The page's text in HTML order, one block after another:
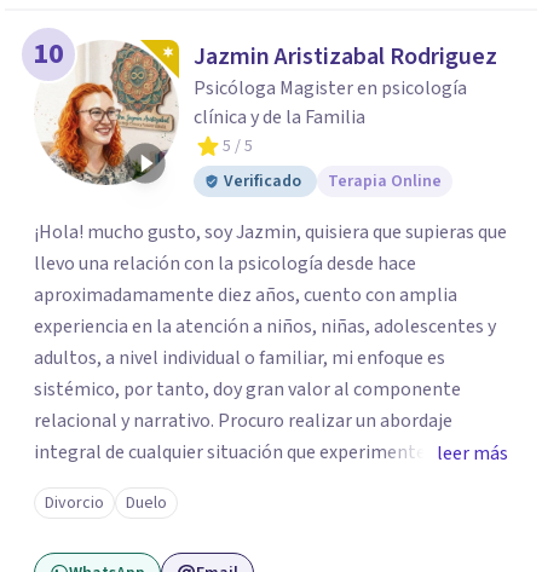
10 Jazmin Aristizabal Rodriguez
Psicóloga Magister en psicología
clínica y de la Familia
5 / 5
Verificado
Terapia Online
¡Hola! mucho gusto, soy Jazmin, quisiera que supieras que
llevo una relación con la psicología desde hace
aproximadamamente diez años, cuento con amplia
experiencia en la atención a niños, niñas, adolescentes y
adultos, a nivel individual o familiar, mi enfoque es
sistémico, por tanto, doy gran valor al componente
relacional y narrativo. Procuro realizar un abordaje
integral de cualquier situación que experimenten mis
consultantes y así lograr una comprensión que favorezca
procesos de aprendizaje significativo y potencializar así
la movilización de recursos en pro de la solución y el
leer más
Divorcio Duelo